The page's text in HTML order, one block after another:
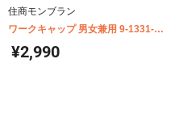
住商モンブラン
ワークキャップ 男女兼用 9-1331-
1336
¥2,990